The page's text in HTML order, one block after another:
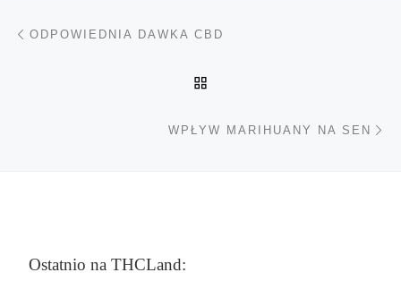
Nawigacja wpisu
ODPOWIEDNIA DAWKA CBD
WPŁYW MARIHUANY NA SEN
Ostatnio na THCLand: